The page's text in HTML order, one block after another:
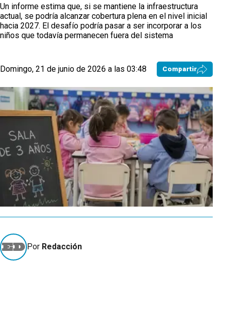
Un informe estima que, si se mantiene la infraestructura
actual, se podría alcanzar cobertura plena en el nivel inicial
hacia 2027. El desafío podría pasar a ser incorporar a los
niños que todavía permanecen fuera del sistema
Domingo, 21 de junio de 2026 a las 03:48 Compartir
Por Redacción